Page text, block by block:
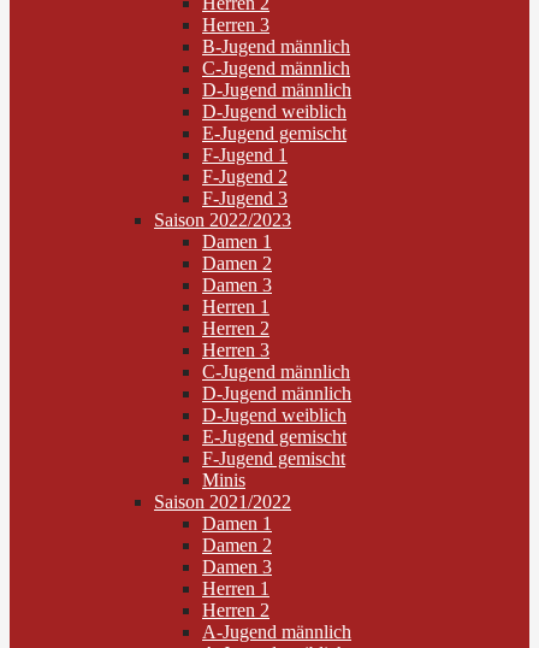
Herren 3
B-Jugend männlich
C-Jugend männlich
D-Jugend männlich
D-Jugend weiblich
E-Jugend gemischt
F-Jugend 1
F-Jugend 2
F-Jugend 3
Saison 2022/2023
Damen 1
Damen 2
Damen 3
Herren 1
Herren 2
Herren 3
C-Jugend männlich
D-Jugend männlich
D-Jugend weiblich
E-Jugend gemischt
F-Jugend gemischt
Minis
Saison 2021/2022
Damen 1
Damen 2
Damen 3
Herren 1
Herren 2
A-Jugend männlich